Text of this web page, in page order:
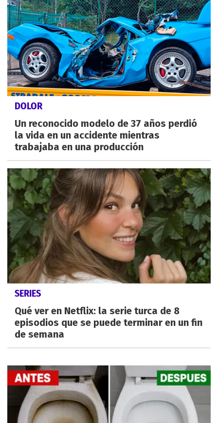
DOLOR
Un reconocido modelo de 37 años perdió
la vida en un accidente mientras
trabajaba en una producción
SERIES
Qué ver en Netflix: la serie turca de 8
episodios que se puede terminar en un fin
de semana